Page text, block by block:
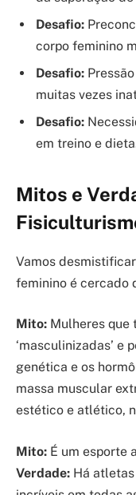
Desafio:
corpo feminino
Desafio:
muitas vezes
Desafio:
em treino e
Mitos e
Vamos
feminino é cercado
Mito: Mulheres que
‘masculinizadas’ e
genética e os
massa muscular
estético e atlético,
Mito: É um esporte
Verdade: Há